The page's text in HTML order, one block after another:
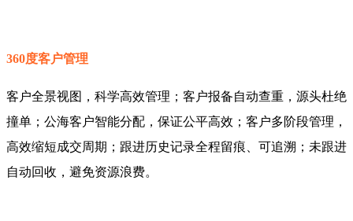
360度客户管理
客户全景视图，科学高效管理；客户报备自动查重，源头杜绝
撞单；公海客户智能分配，保证公平高效；客户多阶段管理，
高效缩短成交周期；跟进历史记录全程留痕、可追溯；未跟进
自动回收，避免资源浪费。